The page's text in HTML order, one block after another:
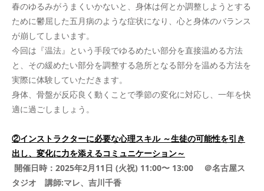
春のゆるみがうまくいかないと、身体は何とか調整しようとする
ために鬱屈した五月病のような症状になり、心と身体のバランス
が崩してしまいます。
今回は『温法』という手段でゆるめたい部分を直接温める方法
と、その緩めたい部分を調整する急所となる部分を温める方法を
実際に体験していただきます。
身体、骨盤が反応良く動くことで季節の変化に対応し、一年を快
適に過ごしましょう。
②インストラクターに必要な心理スキル ～生徒の可能性を引き
出し、変化に力を添えるコミュニケーション～
開催日時：2025年2月11日 (火祝) 11:00〜 13:00 ＠名古屋ス
タジオ 講師:マレ、吉川千香